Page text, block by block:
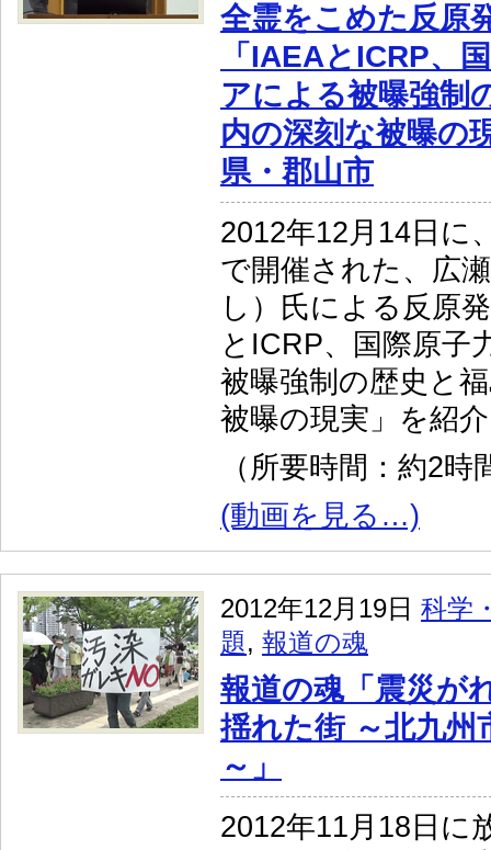
全霊をこめた反原
「IAEAとICRP、
アによる被曝強制
内の深刻な被曝の
県・郡山市
2012年12月14日に
で開催された、広
し）氏による反原
とICRP、国際原子
被曝強制の歴史と
被曝の現実」を紹
（所要時間：約2時
(動画を見る…)
2012年12月19日 科学
題, 報道の魂
報道の魂「震災が
揺れた街 ～北九州
～」
2012年11月18日に